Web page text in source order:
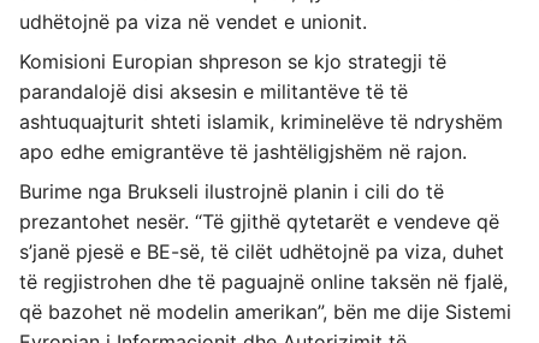
udhëtojnë pa viza në vendet e unionit.
Komisioni Europian shpreson se kjo strategji të
parandalojë disi aksesin e militantëve të të
ashtuquajturit shteti islamik, kriminelëve të ndryshëm
apo edhe emigrantëve të jashtëligjshëm në rajon.
Burime nga Brukseli ilustrojnë planin i cili do të
prezantohet nesër. “Të gjithë qytetarët e vendeve që
s’janë pjesë e BE-së, të cilët udhëtojnë pa viza, duhet
të regjistrohen dhe të paguajnë online taksën në fjalë,
që bazohet në modelin amerikan”, bën me dije Sistemi